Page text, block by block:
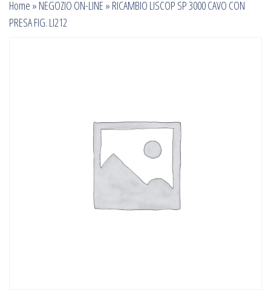
Home » NEGOZIO ON-LINE » RICAMBIO LISCOP SP 3000 CAVO CON
PRESA FIG. LI212